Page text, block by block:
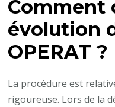
Comment
évolution
OPERAT ?
La procédure est
rigoureuse. Lors de la